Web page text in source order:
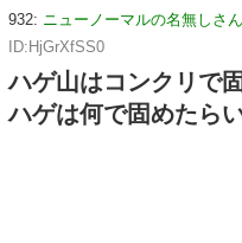
932: ニューノーマルの名無しさん
ID:HjGrXfSS0
ハゲ山はコンクリで
ハゲは何で固めたら